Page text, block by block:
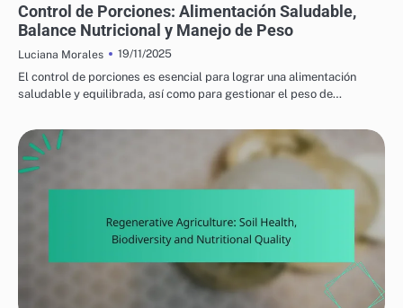
COMIDAS
Control de Porciones: Alimentación Saludable,
Balance Nutricional y Manejo de Peso
Luciana Morales
19/11/2025
El control de porciones es esencial para lograr una alimentación
saludable y equilibrada, así como para gestionar el peso de…